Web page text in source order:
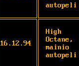
autopeli
16.12.94
High
Octane,
mainio
autopeli